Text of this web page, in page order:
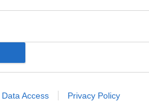
Data Access Privacy Policy
την Ελλάδα και τον Κόσμο, τη